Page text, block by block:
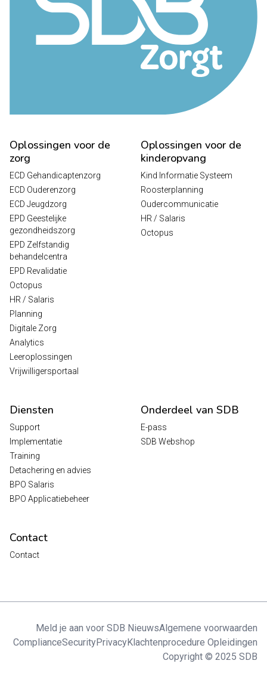
Oplossingen voor de
zorg
ECD Gehandicaptenzorg
ECD Ouderenzorg
ECD Jeugdzorg
EPD Geestelijke
gezondheidszorg
EPD Zelfstandig
behandelcentra
EPD Revalidatie
Octopus
HR / Salaris
Planning
Digitale Zorg
Analytics
Leeroplossingen
Vrijwilligersportaal
Oplossingen voor de
kinderopvang
Kind Informatie Systeem
Roosterplanning
Oudercommunicatie
HR / Salaris
Octopus
Diensten
Support
Implementatie
Training
Detachering en advies
BPO Salaris
BPO Applicatiebeheer
Onderdeel van SDB
E-pass
SDB Webshop
Contact
Contact
Meld je aan voor SDB NieuwsAlgemene voorwaarden
ComplianceSecurityPrivacyKlachtenprocedure Opleidingen
Copyright © 2025 SDB